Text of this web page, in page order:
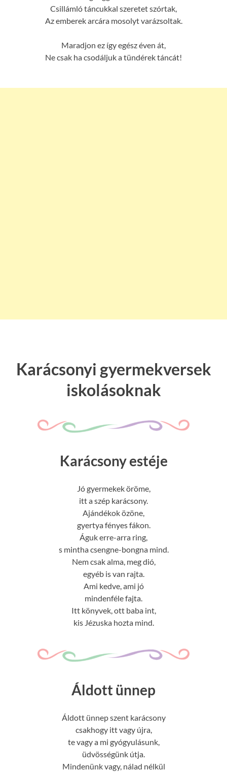
Csillámló táncukkal szeretet szórtak,
Az emberek arcára mosolyt varázsoltak.
Maradjon ez így egész éven át,
Ne csak ha csodáljuk a tündérek táncát!
Karácsonyi gyermekversek
iskolásoknak
Karácsony estéje
Jó gyermekek öröme,
itt a szép karácsony.
Ajándékok özöne,
gyertya fényes fákon.
Águk erre-arra ring,
s mintha csengne-bongna mind.
Nem csak alma, meg dió,
egyéb is van rajta.
Ami kedve, ami jó
mindenféle fajta.
Itt könyvek, ott baba int,
kis Jézuska hozta mind.
Áldott ünnep
Áldott ünnep szent karácsony
csakhogy itt vagy újra,
te vagy a mi gyógyulásunk,
üdvösségünk útja.
Mindenünk vagy, nálad nélkül